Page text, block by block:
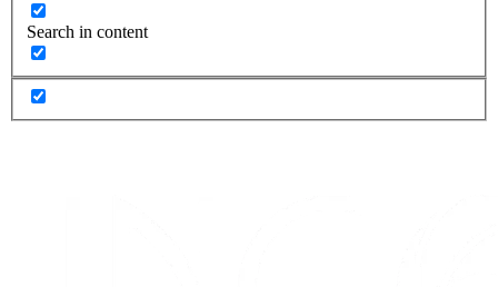
Search in content